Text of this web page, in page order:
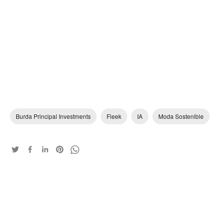
Burda Principal Investments Fleek IA Moda Sostenible